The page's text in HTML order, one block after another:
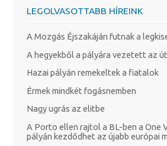
LEGOLVASOTTABB HÍREINK
A Mozgás Éjszakáján futnak a
A hegyekből a pályára vezetett az út
Hazai pályán remekeltek a fiatalok
Érmek mindkét fogásnemben
Nagy ugrás az elitbe
A Porto ellen rajtol a BL-ben a One
pályán kezdődhet az újabb európai